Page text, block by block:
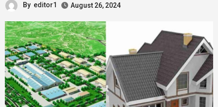
By editor1 August 26, 2024